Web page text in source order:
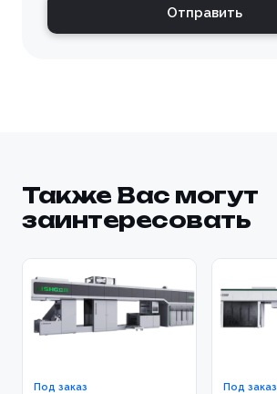
Отправить
Также Вас могут
заинтересовать
Под заказ Под заказ